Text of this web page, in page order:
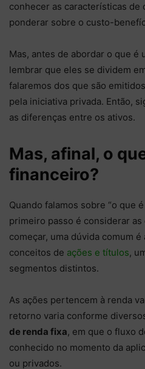
conhecer as características de
ponderar sobre o custo-
Mas, antes de abordar o que é
lembrar que eles se dividem
falaremos dos que são
pela iniciativa privada. Então,
as diferenças entre os ativos.
Mas, afinal, o
financeiro?
Quando falamos sobre “o que
primeiro passo é considerar as
começar, uma dúvida comum
conceitos de ações e títulos,
segmentos distintos.
As ações pertencem à renda
retorno varia conforme
de renda fixa, em que o fluxo
conhecido no momento da
ou privados.